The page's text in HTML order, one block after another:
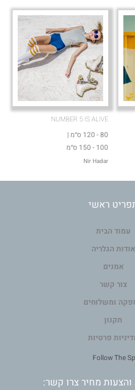
NUMBER 5 IS ALIVE
80 - 120 ס״מ |
100 - 150 ס״מ
Nir Hadar
ראשי
עמוד הבית
אודות הגלריה
אמנים
צור קשר
ומשלוחים
תקנון
פרטיות
מחיר צרו קשר: